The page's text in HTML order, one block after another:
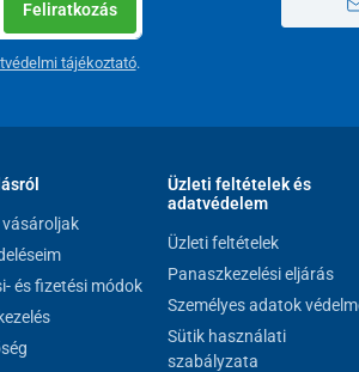
egy teljes felületű,cipzáras zárású
gondoskodik, amely megvédi a bőrönd
Feliratkozás
tájékoztató.
és fizetési módok
Üzleti feltételek és
adatvédelem
Üzleti feltételek
Panaszkezelési eljárás
Személyes adatok
Sütik használati
szabályzata